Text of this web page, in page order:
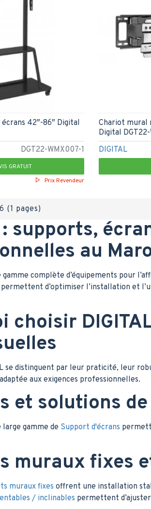
DGT22-WMX007-1
42″-86″ Digital
GRATUIT
Prix Revendeur
DIGITAL
Chariot mural
Digital
(1 pages)
: supports,
au
gamme complète d’équipements pour
d’optimiser l’installation et
choisir
se distinguent par leur praticité, leur
aux exigences professionnelles.
et solutions
large gamme de Support d'écrans
muraux fixes
muraux fixes offrent une installation
/ inclinables permettent